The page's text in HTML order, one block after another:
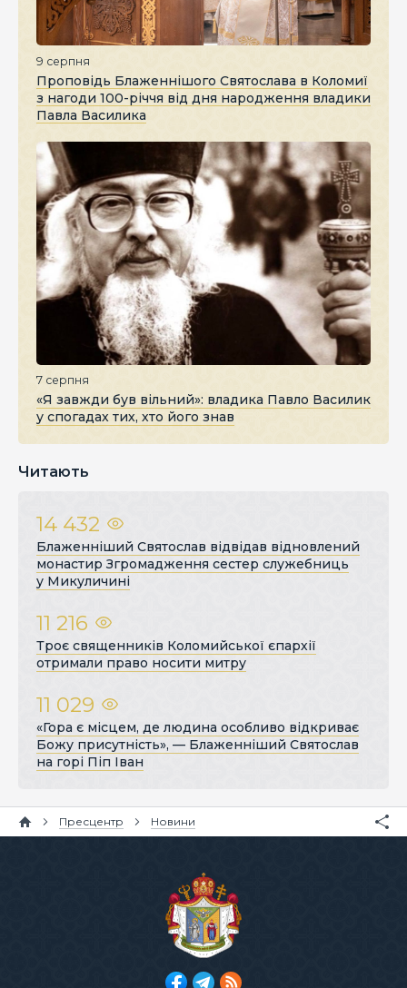
9 серпня
Проповідь Блаженнішого Святослава в Коломиї
з нагоди 100-річчя від дня народження владики
Павла Василика
7 серпня
«Я завжди був вільний»: владика Павло Василик
у спогадах тих, хто його знав
Читають
14 432
Блаженніший Святослав відвідав відновлений
монастир Згромадження сестер служебниць
у Микуличині
11 216
Троє священників Коломийської єпархії
отримали право носити митру
11 029
«Гора є місцем, де людина особливо відкриває
Божу присутність», — Блаженніший Святослав
на горі Піп Іван
Пресцентр Новини